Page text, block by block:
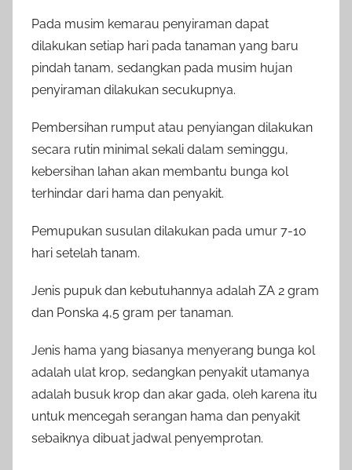
Pada musim kemarau penyiraman dapat
dilakukan setiap hari pada tanaman yang baru
pindah tanam, sedangkan pada musim hujan
penyiraman dilakukan secukupnya.
Pembersihan rumput atau penyiangan dilakukan
secara rutin minimal sekali dalam seminggu,
kebersihan lahan akan membantu bunga kol
terhindar dari hama dan penyakit.
Pemupukan susulan dilakukan pada umur 7-10
hari setelah tanam.
Jenis pupuk dan kebutuhannya adalah ZA 2 gram
dan Ponska 4,5 gram per tanaman.
Jenis hama yang biasanya menyerang bunga kol
adalah ulat krop, sedangkan penyakit utamanya
adalah busuk krop dan akar gada, oleh karena itu
untuk mencegah serangan hama dan penyakit
sebaiknya dibuat jadwal penyemprotan.